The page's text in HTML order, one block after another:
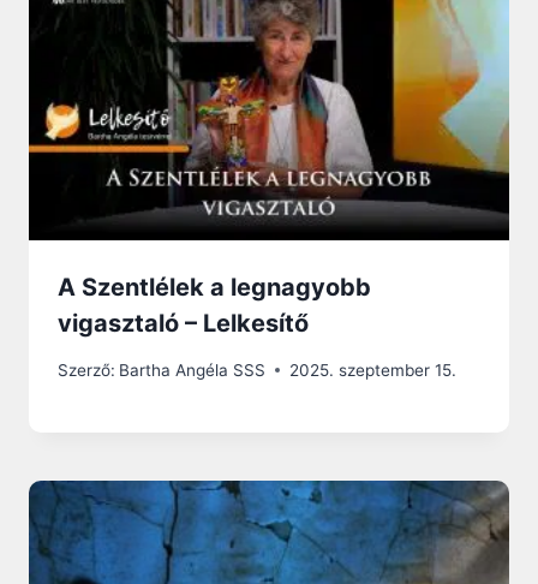
A Szentlélek a legnagyobb
vigasztaló – Lelkesítő
Szerző: Bartha Angéla SSS 2025. szeptember 15.